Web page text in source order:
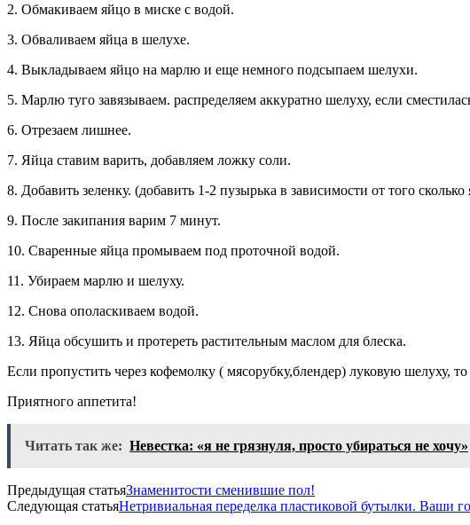
2. Обмакиваем яйцо в миске с водой.
3. Обваливаем яйца в шелухе.
4. Выкладываем яйцо на марлю и еще немного подсыпаем шелухи.
5. Марлю туго завязываем. распределяем аккуратно шелуху, если
6. Отрезаем лишнее.
7. Яйца ставим варить, добавляем ложку соли.
8. Добавить зеленку. (добавить 1-2 пузырька в зависимости от того
9. После закипания варим 7 минут.
10. Сваренные яйца промываем под проточной водой.
11. Убираем марлю и шелуху.
12. Снова ополаскиваем водой.
13. Яйца обсушить и протереть растительным маслом для блеска.
Если пропустить через кофемолку ( мясорубку,блендер) луковую шелуху,
Приятного аппетита!
Читать так же: Невестка: «я не грязнуля, просто убираться не хочу»
Предыдущая статьяЗнаменитости сменившие пол!
Следующая статьяНетривиальная переделка пластиковой бутылки. Ваши